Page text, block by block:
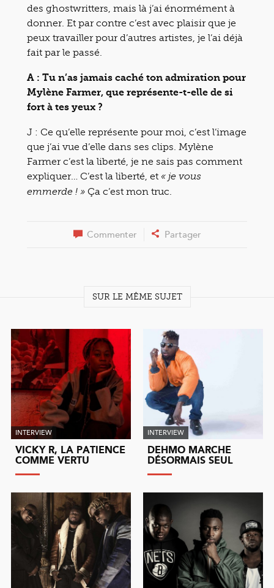
des ghostwritters, mais là j’ai énormément à
donner. Et par contre c’est avec plaisir que je
peux travailler pour d’autres artistes, je l’ai déjà
fait par le passé.
A : Tu n’as jamais caché ton admiration pour
Mylène Farmer, que représente-t-elle de si
fort à tes yeux ?
J : Ce qu’elle représente pour moi, c’est l’image
que j’ai vue d’elle dans ses clips. Mylène
Farmer c’est la liberté, je ne sais pas comment
expliquer… C’est la liberté, et « je vous
emmerde ! » Ça c’est mon truc.
Commenter Partager
SUR LE MÊME SUJET
INTERVIEW
VICKY R, LA PATIENCE
COMME VERTU
INTERVIEW
DEHMO MARCHE
DÉSORMAIS SEUL